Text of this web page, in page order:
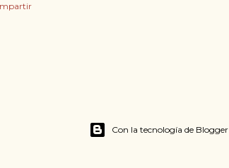
Con la tecnología de Blogger